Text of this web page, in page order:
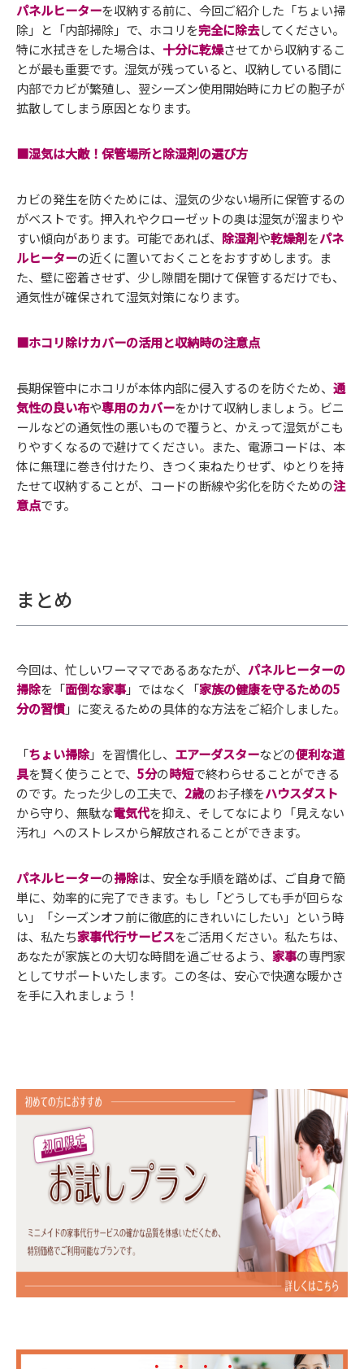
パネルヒーターを収納する前に、今回ご紹介した「ちょい掃
除」と「内部掃除」で、ホコリを完全に除去してください。
特に水拭きをした場合は、 十分に乾燥させてから収納するこ
とが最も重要です。湿気が残っていると、収納している間に
内部でカビが繁殖し、翌シーズン使用開始時にカビの胞子が
拡散してしまう原因となります。
■湿気は大敵！保管場所と除湿剤の選び方
カビの発生を防ぐためには、湿気の少ない場所に保管するの
がベストです。押入れやクローゼットの奥は湿気が溜まりや
すい傾向があります。可能であれば、 除湿剤や乾燥剤をパネ
ルヒーターの近くに置いておくことをおすすめします。ま
た、壁に密着させず、少し隙間を開けて保管するだけでも、
通気性が確保されて湿気対策になります。
■ホコリ除けカバーの活用と収納時の注意点
長期保管中にホコリが本体内部に侵入するのを防ぐため、 通
気性の良い布や専用のカバーをかけて収納しましょう。ビニ
ールなどの通気性の悪いもので覆うと、かえって湿気がこも
りやすくなるので避けてください。また、電源コードは、本
体に無理に巻き付けたり、きつく束ねたりせず、ゆとりを持
たせて収納することが、コードの断線や劣化を防ぐための注
意点です。
まとめ
今回は、忙しいワーママであるあなたが、 パネルヒーターの
掃除を「面倒な家事」ではなく「家族の健康を守るための5
分の習慣」に変えるための具体的な方法をご紹介しました。
「ちょい掃除」を習慣化し、 エアーダスターなどの便利な道
具を賢く使うことで、 5分の時短で終わらせることができる
のです。たった少しの工夫で、 2歳のお子様をハウスダスト
から守り、無駄な電気代を抑え、そしてなにより「見えない
汚れ」へのストレスから解放されることができます。
パネルヒーターの掃除は、安全な手順を踏めば、ご自身で簡
単に、効率的に完了できます。もし「どうしても手が回らな
い」「シーズンオフ前に徹底的にきれいにしたい」という時
は、私たち家事代行サービスをご活用ください。私たちは、
あなたが家族との大切な時間を過ごせるよう、 家事の専門家
としてサポートいたします。この冬は、安心で快適な暖かさ
を手に入れましょう！